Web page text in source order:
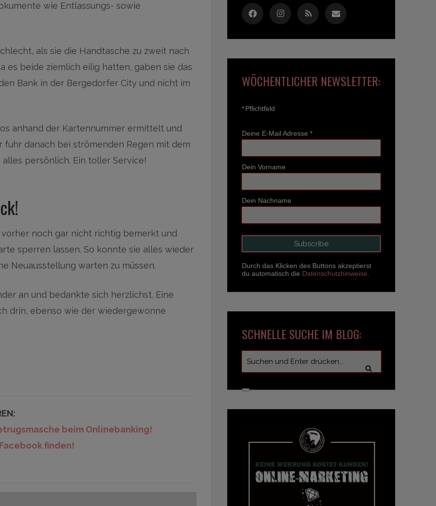
wie Entlassungs- sowie
als sie die Handtasche zu zweit nach
es beide ziemlich eilig hatten, gaben sie das
Bank in der Bergedorfer City und nicht im
anhand der Kartennummer ermittelt und
danach bei strömenden Regen mit dem
persönlich. Ein toller Service!
noch gar nicht richtig bemerkt und
sperren lassen. So konnte sie alles wieder
Neuausstellung warten zu müssen.
an und bedankte sich herzlichst. Eine
drin, ebenso wie der wiedergewonne
beim Onlinebanking!
finden!
WÖCHENTLICHER NEWSLETTER:
*Pflichtfeld
Deine E-Mail Adresse *
Dein Vorname
Dein Nachname
Durch das Klicken des Buttons akzeptierst
du automatisch die Datenschutzhinweise.
SCHNELLE SUCHE IM BLOG: